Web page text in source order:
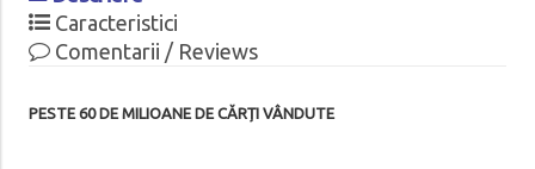
Caracteristici
Comentarii / Reviews
PESTE 60 DE MILIOANE DE CĂRȚI VÂNDUTE